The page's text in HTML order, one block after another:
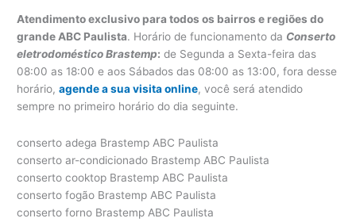
Atendimento exclusivo para todos os bairros e regiões do
grande ABC Paulista. Horário de funcionamento da Conserto
eletrodoméstico Brastemp: de Segunda a Sexta-feira das
08:00 as 18:00 e aos Sábados das 08:00 as 13:00, fora desse
horário,agende a sua visita online, você será atendido
sempre no primeiro horário do dia seguinte.
conserto adega Brastemp ABC Paulista
conserto ar-condicionado Brastemp ABC Paulista
conserto cooktop Brastemp ABC Paulista
conserto fogão Brastemp ABC Paulista
conserto forno Brastemp ABC Paulista